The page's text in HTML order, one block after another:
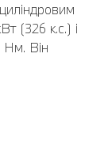
(326 к.с.) і
Нм. Він